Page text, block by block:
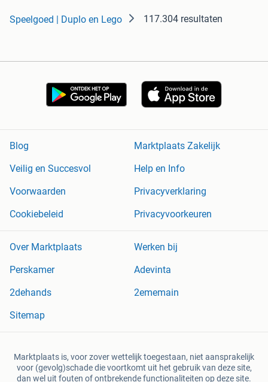
Speelgoed | Duplo en Lego 117.304 resultaten
Blog
Marktplaats Zakelijk
Veilig en Succesvol
Help en Info
Voorwaarden
Privacyverklaring
Cookiebeleid
Privacyvoorkeuren
Over Marktplaats
Werken bij
Perskamer
Adevinta
2dehands
2ememain
Sitemap
Marktplaats is, voor zover wettelijk toegestaan, niet aansprakelijk
voor (gevolg)schade die voortkomt uit het gebruik van deze site,
dan wel uit fouten of ontbrekende functionaliteiten op deze site.